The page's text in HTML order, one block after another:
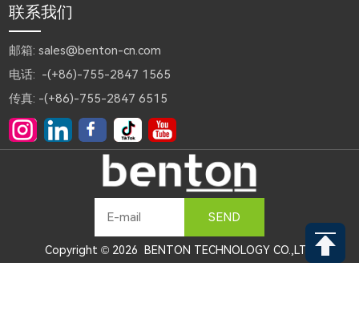
联系我们
邮箱: sales@benton-cn.com
电话: -(+86)-755-2847 1565
传真: -(+86)-755-2847 6515
SEND
Copyright © 2026 BENTON TECHNOLOGY CO.,LTD